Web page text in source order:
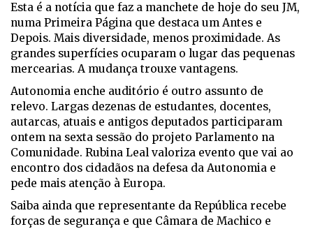
Esta é a notícia que faz a manchete de hoje do seu JM,
numa Primeira Página que destaca um Antes e
Depois. Mais diversidade, menos proximidade. As
grandes superfícies ocuparam o lugar das pequenas
mercearias. A mudança trouxe vantagens.
Autonomia enche auditório é outro assunto de
relevo. Largas dezenas de estudantes, docentes,
autarcas, atuais e antigos deputados participaram
ontem na sexta sessão do projeto Parlamento na
Comunidade. Rubina Leal valoriza evento que vai ao
encontro dos cidadãos na defesa da Autonomia e
pede mais atenção à Europa.
Saiba ainda que representante da República recebe
forças de segurança e que Câmara de Machico e